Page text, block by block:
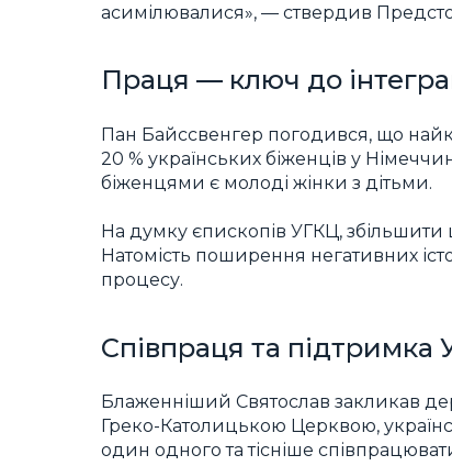
асимілювалися», — ствердив
Праця — ключ до
Пан Байссвенгер погодився, що
20 % українських біженців у
біженцями є молоді жінки з дітьми.
На думку єпископів УГКЦ, збільшити
Натомість поширення негативних
процесу.
Співпраця та підтримка
Блаженніший Святослав закликав
Греко-Католицькою Церквою,
один одного та тісніше